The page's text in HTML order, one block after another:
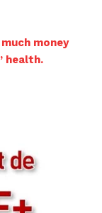
money
health.